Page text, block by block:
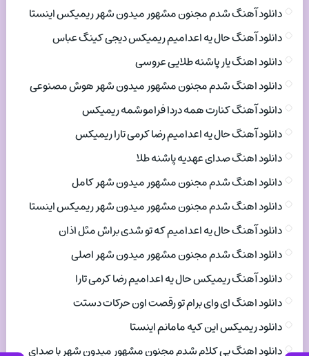
دانلود آهنگ شدم مجنون مشهور میدون شهر ریمیکس اینستا
دانلود آهنگ حال یه اعدامیم ریمیکس دیجی کینگ عباس
دانلود اهنگ یار پاشنه طلایی عروسی
دانلود اهنگ شدم مجنون مشهور میدون شهر هوش مصنوعی
دانلود آهنگ کنارت همه دردا فراموشمه ریمیکس
دانلود آهنگ حال یه اعدامیم رضا کرمی تارا ریمیکس
دانلود اهنگ صدای عهدیه پاشنه طلا
دانلود اهنگ شدم مجنون مشهور میدون شهر کامل
دانلود اهنگ شدم مجنون مشهور میدون شهر ریمیکس اینستا
دانلود آهنگ حال یه اعدامیم که تو شدی براش مثل اذان
دانلود اهنگ شدم مجنون مشهور میدون شهر اصلی
دانلود آهنگ ریمیکس حال یه اعدامیم رضا کرمی تارا
دانلود اهنگ ای وای برام تو رقصت اون حرکات دستت
دانلود ریمیکس این کیه مامانم اینستا
دانلود اهنگ بی کلام شدم مجنون مشهور میدون شهر با صدای